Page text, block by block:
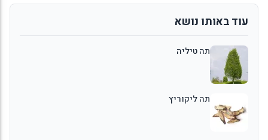
עוד באותו נושא
תה טיליה
תה ליקוריץ